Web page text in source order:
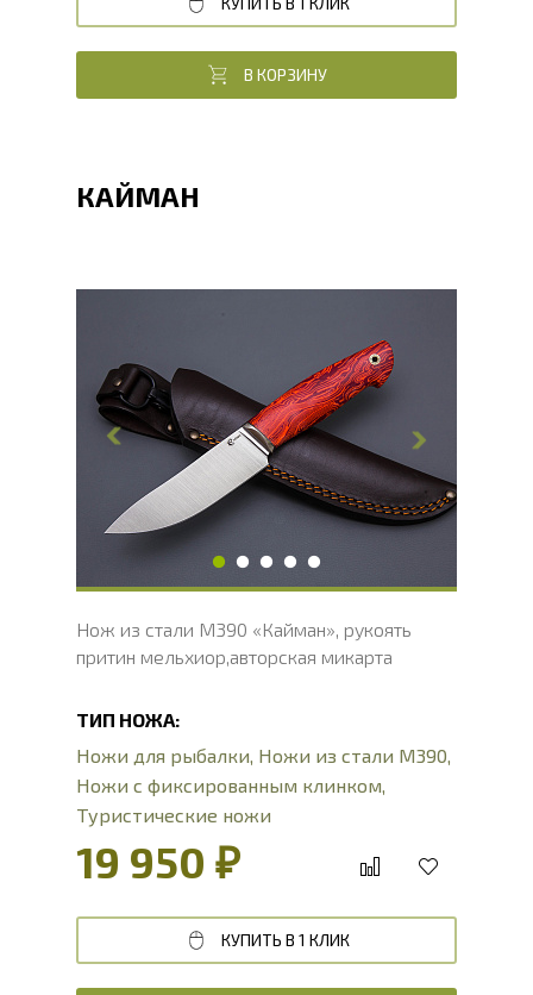
В КОРЗИНУ
КАЙМАН
Длина клинка, мм
Ширина клинка, мм
Толщина обуха, мм
Ширина рукояти, мм
32
Длина рукояти, мм
121
Толщина рукояти, мм
24
Твердость клинка, HRC
62 - 64 HRC
Нож из стали М390 «Кайман», рукоять
притин мельхиор,авторская микарта
ТИП НОЖА:
Ножи для рыбалки, Ножи из стали М390,
Ножи с фиксированным клинком,
Туристические ножи
19 950 ₽
КУПИТЬ В 1 КЛИК